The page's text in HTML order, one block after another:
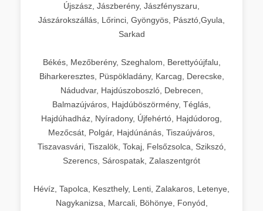
Újszász, Jászberény, Jászfényszaru,
Jászárokszállás, Lőrinci, Gyöngyös, Pásztó,Gyula,
Sarkad
Békés, Mezőberény, Szeghalom, Berettyóújfalu,
Biharkeresztes, Püspökladány, Karcag, Derecske,
Nádudvar, Hajdúszoboszló, Debrecen,
Balmazújváros, Hajdúböszörmény, Téglás,
Hajdúhadház, Nyíradony, Újfehértó, Hajdúdorog,
Mezőcsát, Polgár, Hajdúnánás, Tiszaújváros,
Tiszavasvári, Tiszalök, Tokaj, Felsőzsolca, Szikszó,
Szerencs, Sárospatak, Zalaszentgrót
Hévíz, Tapolca, Keszthely, Lenti, Zalakaros, Letenye,
Nagykanizsa, Marcali, Böhönye, Fonyód,